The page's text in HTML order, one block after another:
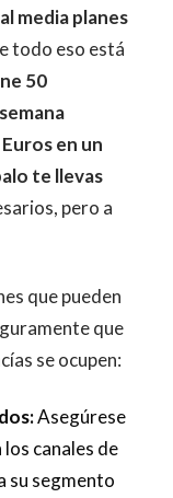
media planes
todo eso está
50
en un
te llevas
pero a
que pueden
que
se ocupen:
Asegúrese
canales de
su segmento